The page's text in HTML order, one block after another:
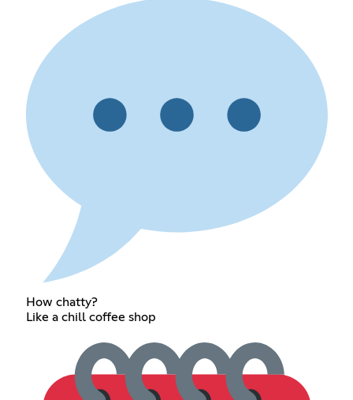
How chatty?
Like a chill coffee shop